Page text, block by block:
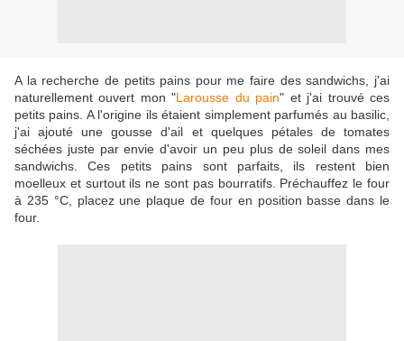
A la recherche de petits pains pour me faire des sandwichs, j'ai
naturellement ouvert mon "Larousse du pain" et j'ai trouvé ces
petits pains. A l'origine ils étaient simplement parfumés au basilic,
j'ai ajouté une gousse d'ail et quelques pétales de tomates
séchées juste par envie d'avoir un peu plus de soleil dans mes
sandwichs. Ces petits pains sont parfaits, ils restent bien
moelleux et surtout ils ne sont pas bourratifs. Préchauffez le four
à 235 °C, placez une plaque de four en position basse dans le
four.